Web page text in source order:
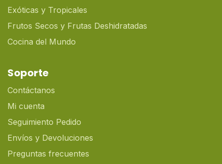
Exóticas y Tropicales
Frutos Secos y Frutas Deshidratadas
Cocina del Mundo
Soporte
Contáctanos
Mi cuenta
Seguimiento Pedido
Envíos y Devoluciones
Preguntas frecuentes